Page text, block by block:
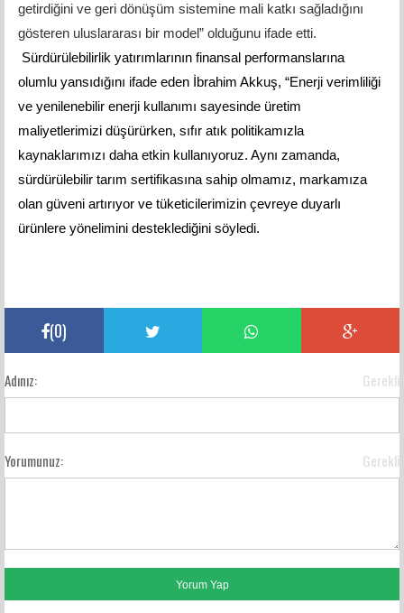
getirdiğini ve geri dönüşüm sistemine mali katkı sağladığını
gösteren uluslararası bir model” olduğunu ifade etti.
Sürdürülebilirlik yatırımlarının finansal performanslarına
olumlu yansıdığını ifade eden İbrahim Akkuş, “Enerji verimliliği
ve yenilenebilir enerji kullanımı sayesinde üretim
maliyetlerimizi düşürürken, sıfır atık politikamızla
kaynaklarımızı daha etkin kullanıyoruz. Aynı zamanda,
sürdürülebilir tarım sertifikasına sahip olmamız, markamıza
olan güveni artırıyor ve tüketicilerimizin çevreye duyarlı
ürünlere yönelimini desteklediğini söyledi.
(0)
Adınız: Gerekli
Yorumunuz: Gerekli